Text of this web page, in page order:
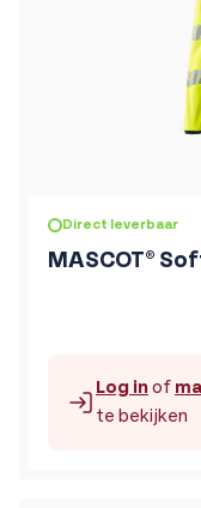
Direct leverbaar
MASCOT®
De prijs is
Log inof
te bekijken